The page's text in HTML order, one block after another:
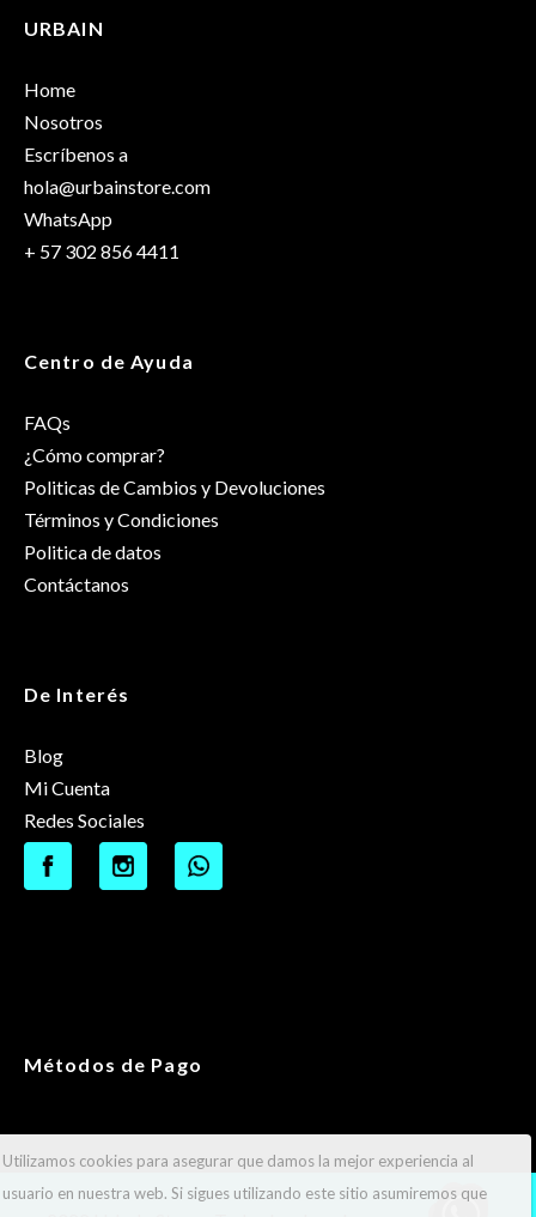
URBAIN
Home
Nosotros
Escríbenos a
hola@urbainstore.com
WhatsApp
+ 57 302 856 4411
Centro de Ayuda
FAQs
¿Cómo comprar?
Politicas de Cambios y Devoluciones
Términos y Condiciones
Politica de datos
Contáctanos
De Interés
Blog
Mi Cuenta
Redes Sociales
Métodos de Pago
Utilizamos cookies para asegurar que damos la mejor experiencia al
usuario en nuestra web. Si sigues utilizando este sitio asumiremos que